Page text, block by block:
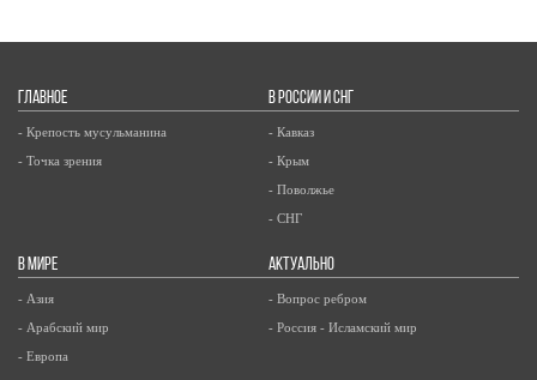
ГЛАВНОЕ
- Крепость мусульманина
- Точка зрения
В РОССИИ И СНГ
- Кавказ
- Крым
- Поволжье
- СНГ
В МИРЕ
- Азия
- Арабский мир
- Европа
АКТУАЛЬНО
- Вопрос ребром
- Россия - Исламский мир